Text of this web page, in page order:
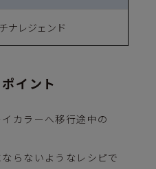
ナレジェンド
イント
カラーへ移行途中の
らないようなレシピで